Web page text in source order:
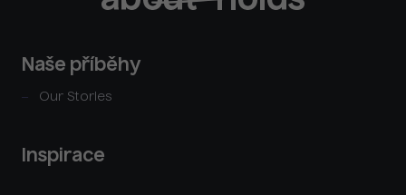
Naše příběhy
Our Stories
Inspirace